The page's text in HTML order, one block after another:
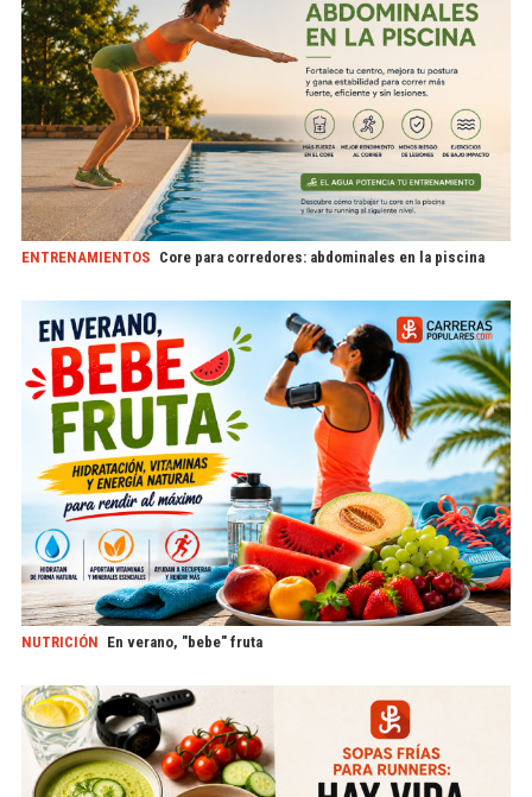
ENTRENAMIENTOS Core para corredores: abdominales en la piscina
NUTRICIÓN En verano, "bebe" fruta